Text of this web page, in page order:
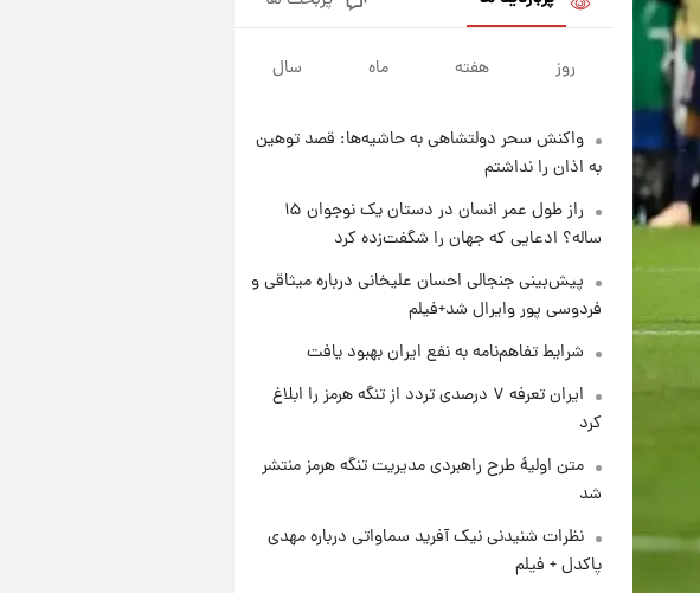
فال قهوه روزانه پنجشنبه ۱۵ مرداد
ماه ۱۴۰۵
۱ روز پیش
چهارشنبه ۱۴ مرداد + جدول
۱ روز پیش
تولید سایپا؛ نام خودرو، مبلغ پیش
پرداخت و زمان تحویل | سود
مشارکت چند درصد است؟
روز هفته ماه سال
واکنش سحر دولتشاهی به حاشیه‌ها: قصد توهین
به اذان را نداشتم
راز طول عمر انسان در دستان یک نوجوان ۱۵
ساله؟ ادعایی که جهان را شگفت‌زده کرد
پیش‌بینی جنجالی احسان علیخانی درباره میثاقی و
فردوسی پور وایرال شد+فیلم
شرایط تفاهم‌نامه به نفع ایران بهبود یافت
ایران تعرفه ۷ درصدی تردد از تنگه هرمز را ابلاغ
کرد
متن اولیۀ طرح راهبردی مدیریت تنگه هرمز منتشر
شد
نظرات شنیدنی نیک آفرید سماواتی درباره مهدی
پاکدل + فیلم